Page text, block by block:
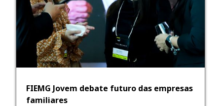
FIEMG Jovem debate futuro das empresas
familiares